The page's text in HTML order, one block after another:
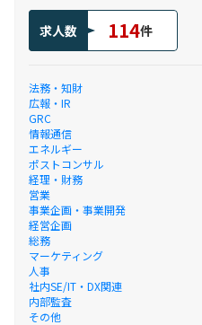
求人数 114件
法務・知財
広報・IR
GRC
情報通信
エネルギー
ポストコンサル
経理・財務
営業
事業企画・事業開発
経営企画
総務
マーケティング
人事
社内SE/IT・DX関連
内部監査
その他